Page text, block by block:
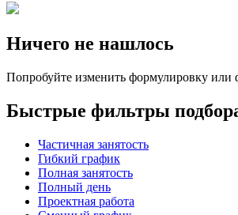
Ничего не нашлось
Попробуйте изменить формулировку или
Быстрые фильтры
Частичная занятость
Гибкий график
Полная занятость
Полный день
Проектная работа